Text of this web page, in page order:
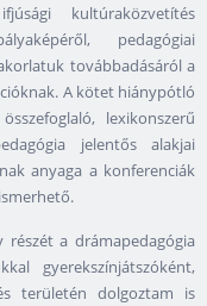
kultúraközvetítés
pedagógiai
továbbadásáról a
A kötet hiánypótló
lexikonszerű
jelentős alakjai
anyaga a konferenciák
a drámapedagógia
gyerekszínjátszóként,
területén dolgoztam is